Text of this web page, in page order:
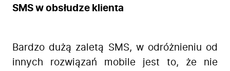
SMS w obsłudze klienta
Bardzo dużą zaletą SMS, w odróżnieniu od
innych rozwiązań mobile jest to, że nie